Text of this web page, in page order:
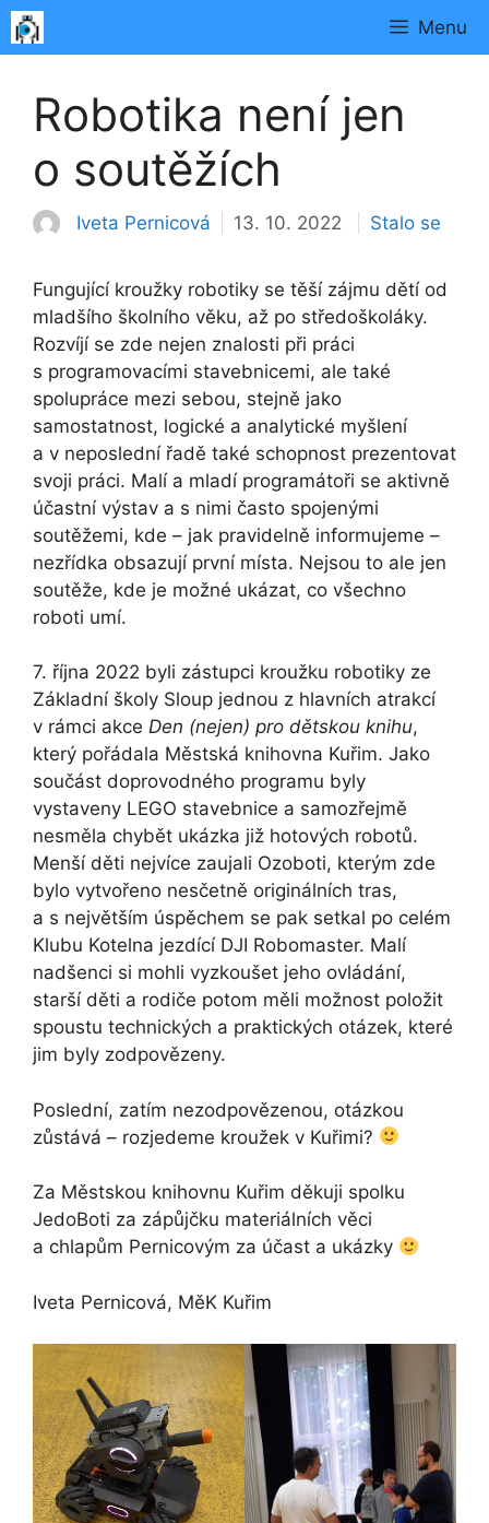
Přeskočit
na
Menu
Robotika není jen
o soutěžích
Iveta Pernicová 13. 10. 2022 Rubriky
Stalo se
Fungující kroužky robotiky se těší zájmu dětí od
mladšího školního věku, až po středoškoláky.
Rozvíjí se zde nejen znalosti při práci
s programovacími stavebnicemi, ale také
spolupráce mezi sebou, stejně jako
samostatnost, logické a analytické myšlení
a v neposlední řadě také schopnost prezentovat
svoji práci. Malí a mladí programátoři se aktivně
účastní výstav a s nimi často spojenými
soutěžemi, kde – jak pravidelně informujeme –
nezřídka obsazují první místa. Nejsou to ale jen
soutěže, kde je možné ukázat, co všechno
roboti umí.
7. října 2022 byli zástupci kroužku robotiky ze
Základní školy Sloup jednou z hlavních atrakcí
v rámci akce Den (nejen) pro dětskou knihu,
který pořádala Městská knihovna Kuřim. Jako
součást doprovodného programu byly
vystaveny LEGO stavebnice a samozřejmě
nesměla chybět ukázka již hotových robotů.
Menší děti nejvíce zaujali Ozoboti, kterým zde
bylo vytvořeno nesčetně originálních tras,
a s největším úspěchem se pak setkal po celém
Klubu Kotelna jezdící DJI Robomaster. Malí
nadšenci si mohli vyzkoušet jeho ovládání,
starší děti a rodiče potom měli možnost položit
spoustu technických a praktických otázek, které
jim byly zodpovězeny.
Poslední, zatím nezodpovězenou, otázkou
zůstává – rozjedeme kroužek v Kuřimi?
Za Městskou knihovnu Kuřim děkuji spolku
JedoBoti za zápůjčku materiálních věci
a chlapům Pernicovým za účast a ukázky
Iveta Pernicová, MěK Kuřim